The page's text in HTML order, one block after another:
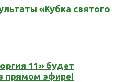
«Кубка святого
11» будет
прямом эфире!